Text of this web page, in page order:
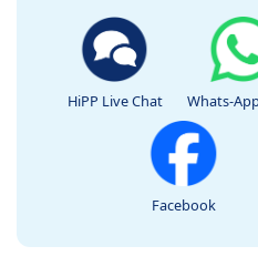
HiPP Live Chat Whats-
Facebook